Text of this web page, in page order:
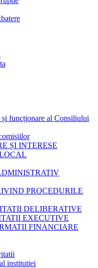
și funcționare al Consiliului
ȘI INTERESE
PROCEDURILE
DELIBERATIVE
EXECUTIVE
FINANCIARE
institutiei